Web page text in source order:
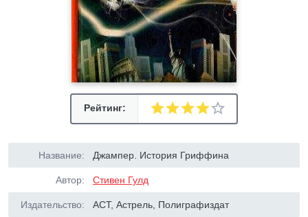
Рейтинг:
Название: Джампер. История Гриффина
Автор: Стивен Гулд
Издательство: ACT, Астрель, Полиграфиздат